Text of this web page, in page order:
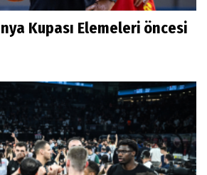
Kupası Elemeleri öncesi